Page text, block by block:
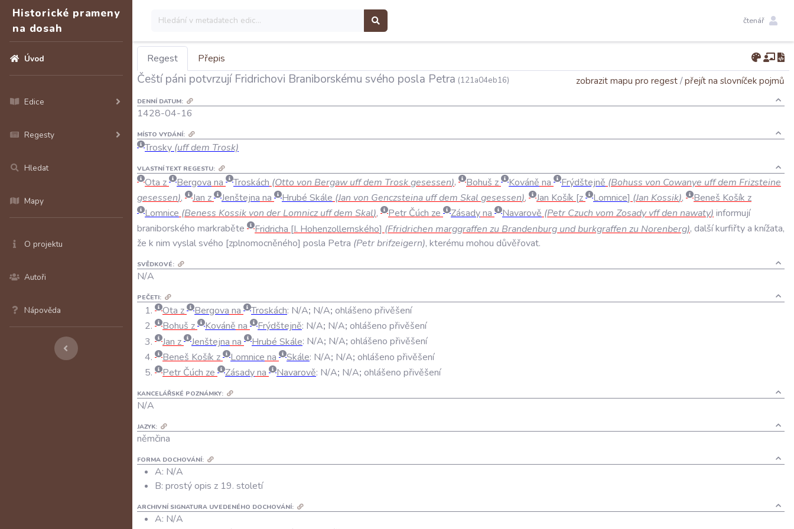
Historické prameny
na dosah
Úvod
Edice
Regesty
Hledat
Mapy
O projektu
Autoři
Nápověda
čtenář
Regest Přepis
Čeští páni potvrzují Fridrichovi Braniborskému svého posla Petra (121a04eb16) zobrazit mapu pro regest/přejít na slovníček pojmů
DENNÍ DATUM:
1428-04-16
MÍSTO VYDÁNÍ:
Trosky (uff dem Trosk)
VLASTNÍ TEXT REGESTU:
Ota z Bergova na Troskách (Otto von Bergaw uffdem Troskgesessen), Bohuš z Kováně na Frýdštejně (Bohuss von Cowanye uffdem Frizsteine
gesessen), Jan z Jenštejna na Hrubé Skále (Jan von Genczsteina uffdem Skal gesessen), Jan Košík z Lomnice (Jan Kossik), Beneš Košík z
Lomnice (Beness Kossik von der Lomnicz uffdem Skal), Petr Čúch ze Zásadyna Navarově (Petr Czuch vom Zosady vffden nawaty) informují
braniborského markraběte Fridricha I. Hohenzollernského (Ffridrichen marggraffen zu Brandenburg undburkgraffen zu Norenberg), dalšíkurfiřtya knížata,
že k nim vyslalsvého zplnomocněného posla Petra (Petrbrifzeigern), kterému mohou důvěřovat.
SVĚDKOVÉ:
N/A
PEČETI:
Ota z Bergova na Troskách: N/A; N/A; ohlášeno přivěšení
Bohuš z
Kováně na Frýdštejně: N/A; N/A; ohlášeno přivěšení
Jan z
Jenštejna na Hrubé Skále: N/A; N/A; ohlášeno přivěšení
Beneš Košík z
Lomnice na Skále: N/A; N/A; ohlášeno přivěšení
Petr Čúch ze
Zásadyna Navarově: N/A; N/A; ohlášeno přivěšení
KANCELÁŘSKÉ POZNÁMKY:
N/A
JAZYK:
němčina
FORMA DOCHOVÁNÍ:
A: N/A
B: prostý opis z 19. století
ARCHIVNÍ SIGNATURA UVEDENÉHO DOCHOVÁNÍ:
A: N/A